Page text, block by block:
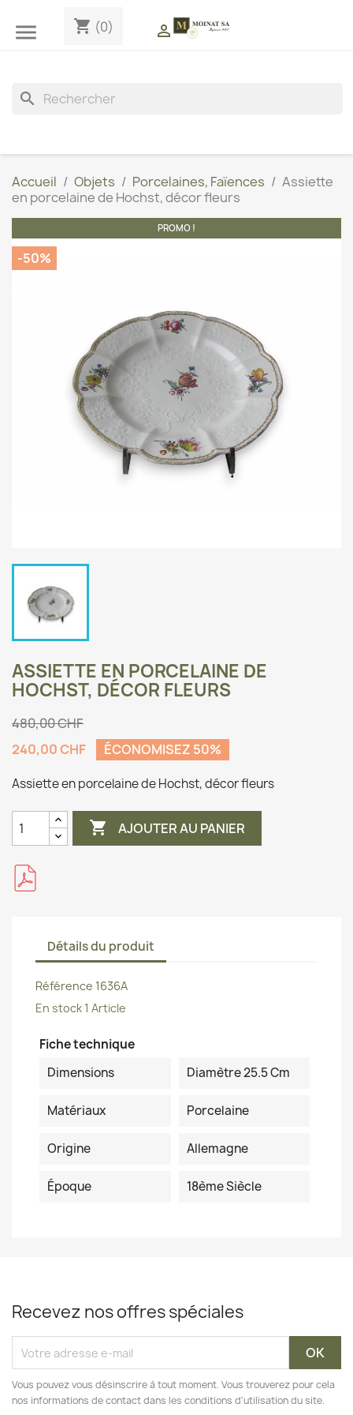
 shopping_cart (0) 
search
Accueil Objets Porcelaines, Faïences
Assiette
en porcelaine de Hochst, décor fleurs
PROMO !
-50%
ASSIETTE EN PORCELAINE DE
HOCHST, DÉCOR FLEURS
480,00 CHF
240,00 CHF
ÉCONOMISEZ 50%
Assiette en porcelaine de Hochst, décor fleurs
 AJOUTER AU PANIER
Détails du produit
Référence 1636A
En stock 1 Article
Fiche technique
Dimensions
Diamètre 25.5 Cm
Matériaux Porcelaine
Origine Allemagne
Époque 18ème Siècle
Recevez nos offres spéciales
Vous pouvez vous désinscrire à tout moment. Vous trouverez pour cela
nos informations de contact dans les conditions d'utilisation du site.